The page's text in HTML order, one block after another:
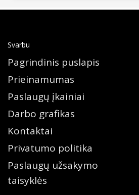
Svarbu
Pagrindinis puslapis
Prieinamumas
Paslaugų įkainiai
Darbo grafikas
Kontaktai
Privatumo politika
Paslaugų užsakymo
taisyklės